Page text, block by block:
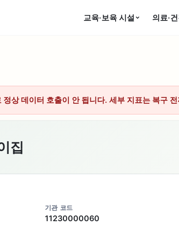
교육·보육 시설 의료·
상 데이터 호출이 안 됩니다. 세부 지표는 복구
집
기관 코드
11230000060